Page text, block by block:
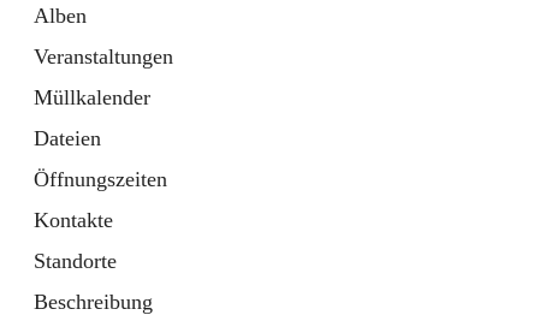
Alben
Veranstaltungen
Müllkalender
Dateien
Öffnungszeiten
Kontakte
Standorte
Beschreibung